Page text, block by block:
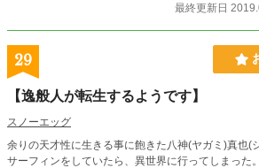
最終更新日
29
【逸般人が転生するようです】
スノーエッグ
余りの天才性に生きる事に飽きた八神(ヤガミ)真也(
サーフィンをしていたら、異世界に行ってしまった